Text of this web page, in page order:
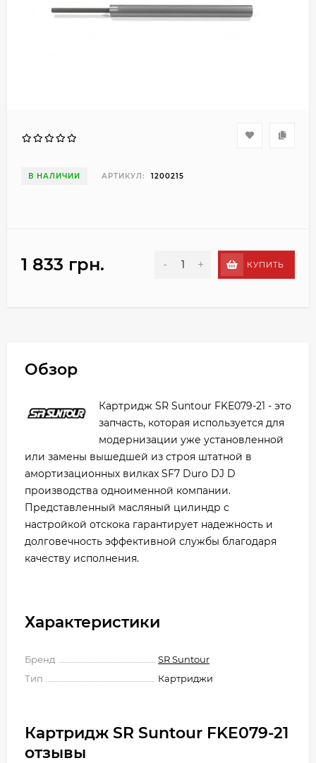
В НАЛИЧИИ АРТИКУЛ: 1200215
1 833 грн. - + КУПИТЬ
Обзор
Картридж SR Suntour FKE079-21 - это
запчасть, которая используется для
модернизации уже установленной
или замены вышедшей из строя штатной в
амортизационных вилках SF7 Duro DJ D
производства одноименной компании.
Представленный масляный цилиндр с
настройкой отскока гарантирует надежность и
долговечность эффективной службы благодаря
качеству исполнения.
Характеристики
Бренд
SR Suntour
Тип
Картриджи
Картридж SR Suntour FKE079-21
отзывы